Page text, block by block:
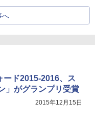
へ
ード2015-2016、ス
」がグランプリ受賞
2015年12月15日